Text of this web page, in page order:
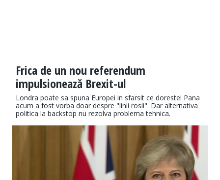
Frica de un nou referendum
impulsionează Brexit-ul
Londra poate sa spuna Europei in sfarsit ce doreste! Pana
acum a fost vorba doar despre "linii rosii". Dar alternativa
politica la backstop nu rezolva problema tehnica.